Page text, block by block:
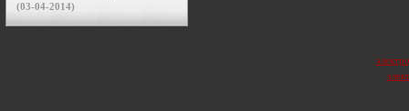
(03-04-2014)